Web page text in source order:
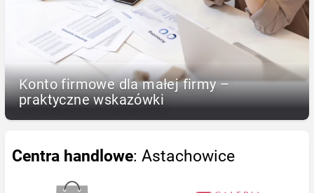
Konto firmowe dla małej firmy –
praktyczne wskazówki
Centra handlowe: Astachowice